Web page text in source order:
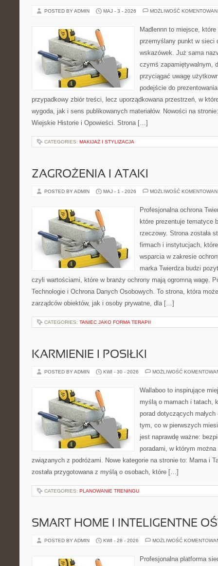
POSTED BY ADMIN MAJ - 3 - 2026 MOŻLIWOŚĆ
Madlennn to miejsce,
przemyślany punkt w sieci
wskazówek. Już sama
czymś zapamiętywalnym,
przyciągać uwagę
podejście do
przypadkowy zbiór treści, lecz uporządkowana przestrzeń, w
wygoda, jak i sens publikowanych materiałów. Nowości na
Wiejskie Historie i Opowieści. Strona […]
CATEGORIES: MAKIJAŻ I STYLIZACJA
ZAGROŻENIA I ATAKI
POSTED BY ADMIN MAJ - 1 - 2026 MOŻLIWOŚĆ
Profesjonalna ochrona
które prezentuje tematyce
rzeczowy. Strona została
firmach i instytucjach,
wsparcia w zakresie
marka Twierdza budzi
czyli wartościami, które w branży ochrony mają ogromną wagę.
Technologie i Ochrona Danych Osobowych. To strona, która
zarządców obiektów, jak i osoby prywatne, dla […]
CATEGORIES: TANIEC JAKO FORMA TERAPII
KARMIENIE I POSIŁKI
POSTED BY ADMIN KWI - 30 - 2026 MOŻLIWOŚĆ
Wallaboo to inspirujące
myślą o mamach i tatach,
porad dotyczących
tym, co w pierwszych
jest naprawdę ważne:
poradami, w którym
związanych z podróżami. Nowe kategorie na stronie to: Mama i
została przygotowana z myślą o osobach, które […]
CATEGORIES: PLANOWANIE TRENINGU
SMART HOME I INTELIGENTNE
POSTED BY ADMIN KWI - 28 - 2026 MOŻLIWOŚĆ
Profesjonalna platforma